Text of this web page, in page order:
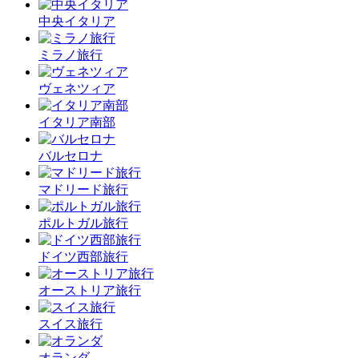
中央イタリア
ミラノ旅行
ヴェネツィア
イタリア南部
バルセロナ
マドリード旅行
ポルトガル旅行
ドイツ西部旅行
オーストリア旅行
スイス旅行